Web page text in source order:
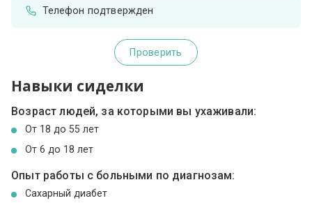
Телефон подтвержден
Проверить
Навыки сиделки
Возраст людей, за которыми вы ухаживали:
От 18 до 55 лет
От 6 до 18 лет
Опыт работы с больными по диагнозам:
Сахарный диабет